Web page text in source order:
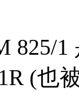
825/
(也